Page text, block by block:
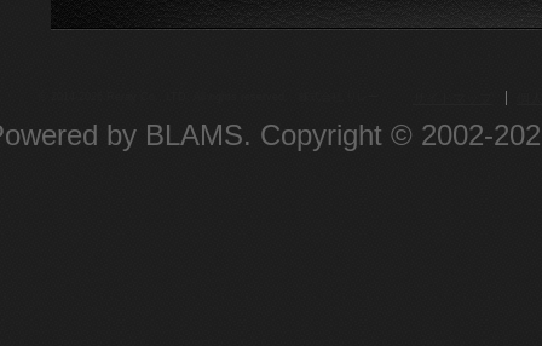
1.個人情報の収集、利
に対しその目的を明確
by BLAMS. Copyright © 2002-